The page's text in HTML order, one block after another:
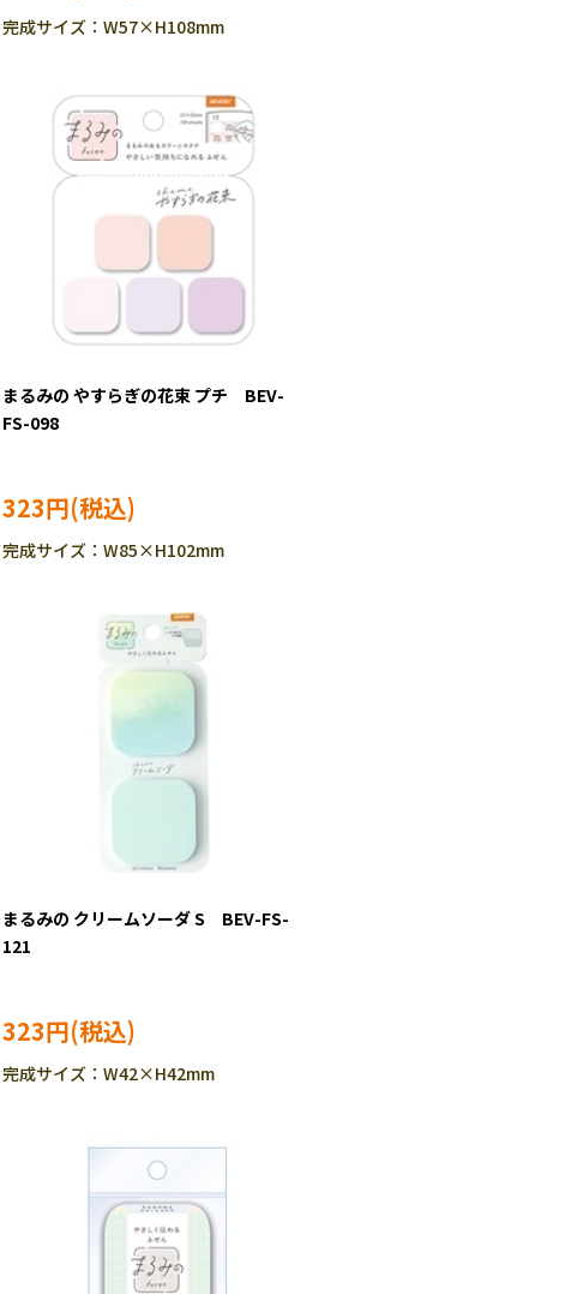
完成サイズ：W57×H108mm
まるみの やすらぎの花束 プチ BEV-
FS-098
323円
完成サイズ：W85×H102mm
まるみの クリームソーダ S BEV-FS-
121
323円
完成サイズ：W42×H42mm